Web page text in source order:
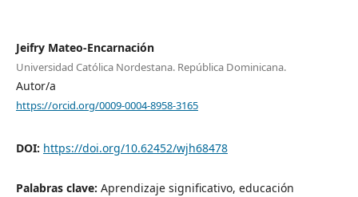
Jeifry Mateo-Encarnación
Universidad Católica Nordestana. República Dominicana.
Autor/a
https://orcid.org/0009-0004-8958-3165
DOI: https://doi.org/10.62452/wjh68478
Palabras clave: Aprendizaje significativo, educación